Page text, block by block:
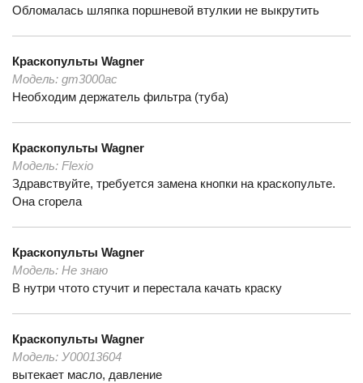
Обломалась шляпка поршневой втулкии не выкрутить
Краскопульты Wagner
Модель: gm3000ac
Необходим держатель фильтра (туба)
Краскопульты Wagner
Модель: Flexio
Здравствуйте, требуется замена кнопки на краскопульте.
Она сгорела
Краскопульты Wagner
Модель: Не знаю
В нутри чтото стучит и перестала качать краску
Краскопульты Wagner
Модель: У00013604
вытекает масло, давление